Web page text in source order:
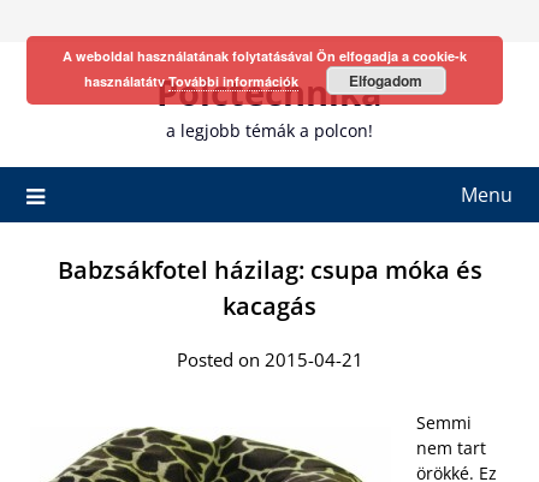
Polctechnika
a legjobb témák a polcon!
Menu
Babzsákfotel házilag: csupa móka és
kacagás
Posted on 2015-04-21
Semmi
nem tart
örökké. Ez
A weboldal használatának folytatásával Ön elfogadja a cookie-k
használatátvTovábbi információk Elfogadom